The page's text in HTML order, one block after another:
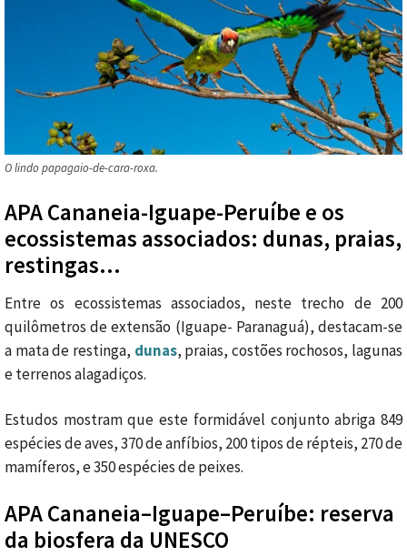
O lindo papagaio-de-cara-roxa.
APA Cananeia-Iguape-Peruíbe e os
ecossistemas associados: dunas, praias,
restingas…
Entre os ecossistemas associados, neste trecho de 200
quilômetros de extensão (Iguape- Paranaguá), destacam-se
a mata de restinga, dunas, praias, costões rochosos, lagunas
e terrenos alagadiços.
Estudos mostram que este formidável conjunto abriga 849
espécies de aves, 370 de anfíbios, 200 tipos de répteis, 270 de
mamíferos, e 350 espécies de peixes.
APA Cananeia–Iguape–Peruíbe: reserva
da biosfera da UNESCO